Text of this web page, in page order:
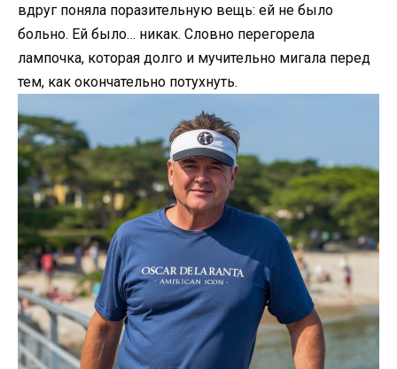
вдруг поняла поразительную вещь: ей не было
больно. Ей было… никак. Словно перегорела
лампочка, которая долго и мучительно мигала перед
тем, как окончательно потухнуть.